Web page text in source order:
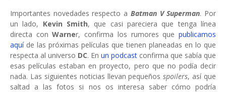
Importantes novedades respecto a Batman V Superman. Por
un lado, Kevin Smith, que casi pareciera que tenga línea
directa conWarner, confirma los rumores quepublicamos
aquíde las próximas películas que tienen planeadas en lo que
respecta al universo DC. En un podcast confirma que sabía que
esas películas estaban en proyecto, pero que no podía decir
nada. Las siguientes noticias llevan pequeñosspoilers, así que
saltad a las fotos si nos os interesa saber cómo podría